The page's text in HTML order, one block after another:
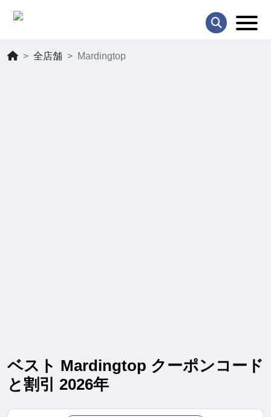
全店舗 Mardingtop
ベスト Mardingtop クーポンコード
と割引 2026年